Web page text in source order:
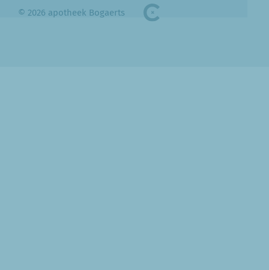
© 2026 apotheek Bogaerts